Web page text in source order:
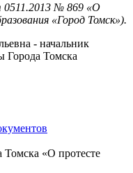
0511.2013 № 869 «О
«Город Томск»).
- начальник
Города Томска
«О протесте